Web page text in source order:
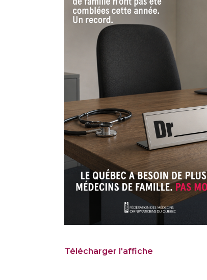
Télécharger l'affiche